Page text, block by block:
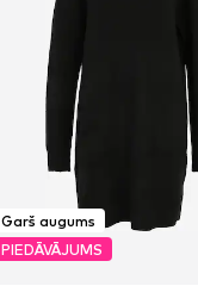
Garš augums
PIEDĀVĀJUMS